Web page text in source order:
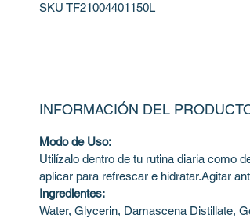
SKU TF21004401150L
INFORMACIÓN DEL
Modo de Uso:
Utilízalo dentro de tu rutina diaria como
aplicar para refrescar e hidratar.Agitar
Ingredientes:
Water, Glycerin, Damascena Distillate,